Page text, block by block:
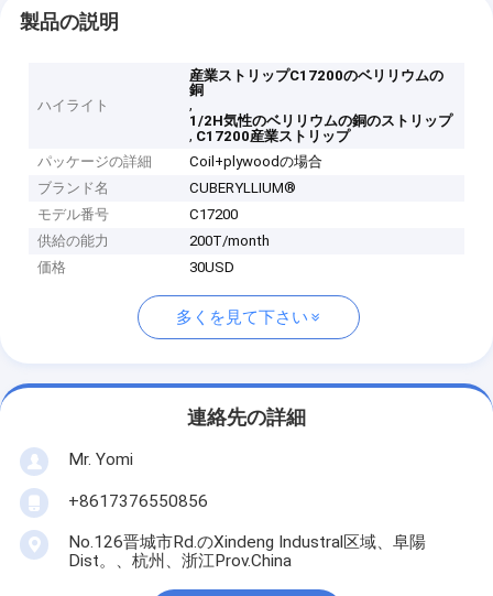
製品の説明
ハイライト
産業ストリップC17200のベリリウムの
銅
,
1/2H気性のベリリウムの銅のストリップ
, C17200産業ストリップ
パッケージの詳細
Coil+plywoodの場合
ブランド名
CUBERYLLIUM®
モデル番号
C17200
供給の能力
200T/month
価格
30USD
多くを見て下さい
連絡先の詳細
Mr. Yomi
+8617376550856
No.126晋城市Rd.のXindeng Industral区域、阜陽
Dist。、杭州、浙江Prov.China